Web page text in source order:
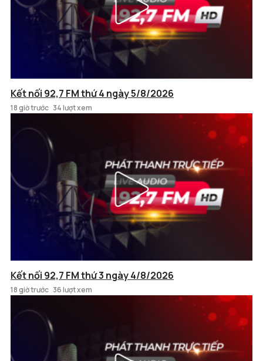
Kết nối 92,7 FM thứ 4 ngày 5/8/2026
18 giờ trước 34 lượt xem
Kết nối 92,7 FM thứ 3 ngày 4/8/2026
18 giờ trước 36 lượt xem